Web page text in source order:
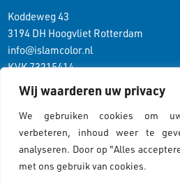
Wij waarderen uw privacy
We gebruiken cookies om
verbeteren, inhoud weer te
analyseren. Door op "Alles
met ons gebruik van cookies.
Koddeweg 43
3194 DH Hoogvliet Rotterdam
info@islamcolor.nl
KVK 73215414
RSIN 859403865
Volg ons